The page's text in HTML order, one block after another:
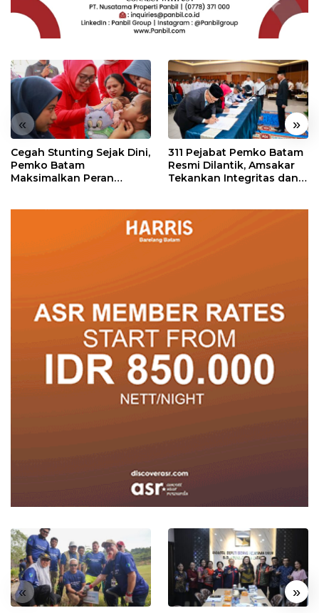
« »
Cegah Stunting Sejak Dini,
Pemko Batam
Maksimalkan Peran
311 Pejabat Pemko Batam
Resmi Dilantik, Amsakar
Tekankan Integritas dan
« »